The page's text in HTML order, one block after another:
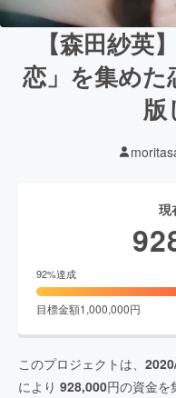
【森田紗英
恋」を集めた
版
現
92%達成
目標金額1,000,000円
このプロジェクトは、
により 928,000円の資金を